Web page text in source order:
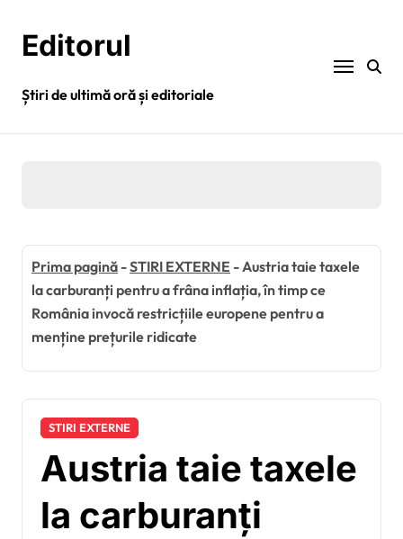
conținutEditorul
Știri de ultimă oră și editoriale
Prima pagină -STIRI EXTERNE - Austria taie taxele
la carburanți pentru a frâna inflația, în timp ce
România invocă restricțiile europene pentru a
menține prețurile ridicate
STIRI EXTERNE
Austria taie taxele
la carburanți